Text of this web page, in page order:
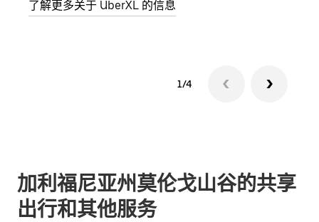
了解更多关于 UberXL 的信息
1/4
加利福尼亚州莫伦戈山谷的共享
出行和其他服务